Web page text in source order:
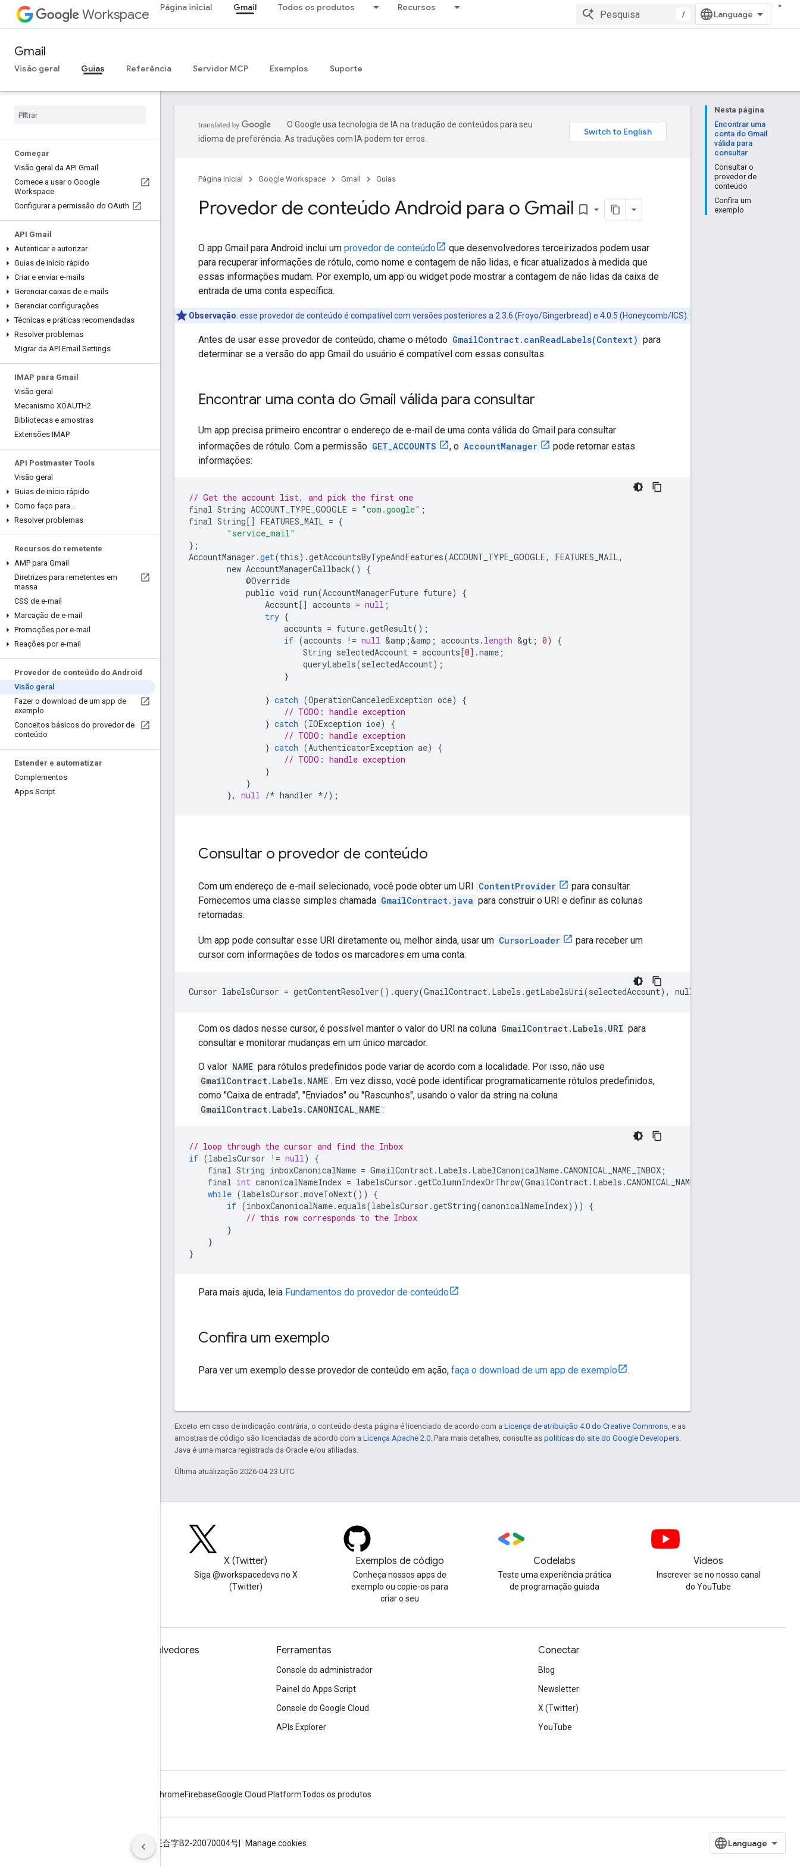
Workspace Página inicial Gmail Todos os produtos Recursos
/
Gmail
Visão geral Guias Referência Servidor MCP Exemplos Suporte
Começar
Visão geral da API Gmail
Comece a usar o Google
Workspace
Configurar a permissão do OAuth
API Gmail
Autenticar e autorizar
Guias de início rápido
Criar e enviar e-mails
Gerenciar caixas de e-mails
Gerenciar configurações
Técnicas e práticas recomendadas
Resolver problemas
Migrar da API Email Settings
IMAP para Gmail
Visão geral
Mecanismo XOAUTH2
Bibliotecas e amostras
Extensões IMAP
API Postmaster Tools
Visão geral
Guias de início rápido
Como faço para...
Resolver problemas
Recursos do remetente
AMP para Gmail
Diretrizes para remetentes em
massa
CSS de e-mail
Marcação de e-mail
Promoções por e-mail
Reações por e-mail
Provedor de conteúdo do Android
Visão geral
Fazer o download de um app de
exemplo
Conceitos básicos do provedor de
conteúdo
Estender e automatizar
Complementos
Apps Script
Nesta página
Encontrar uma
conta do Gmail
válida para
consultar
Consultar o
provedor de
conteúdo
Confira um
exemplo
O Google usa tecnologia de IA na tradução de conteúdos para seu
idioma de preferência. As traduções com IA podem ter erros.
Página inicial Google Workspace Gmail Guias
Provedor de conteúdo Android para o Gmail bookmark_border
O app Gmail para Android inclui um provedor de conteúdo
que desenvolvedores terceirizados podem usar
para recuperar informações de rótulo, como nome e contagem de não lidas, e ficar atualizados à medida que
essas informações mudam. Por exemplo, um app ou widget pode mostrar a contagem de não lidas da caixa de
entrada de uma conta específica.
Observação: esse provedor de conteúdo é compatível com versões posteriores a 2.3.6 (Froyo/Gingerbread) e 4.0.5 (Honeycomb/ICS).
Antes de usar esse provedor de conteúdo, chame o método GmailContract.canReadLabels(Context) para
determinar se a versão do app Gmail do usuário é compatível com essas consultas.
Encontrar uma conta do Gmail válida para consultar
Um app precisa primeiro encontrar o endereço de e-mail de uma conta válida do Gmail para consultar
informações de rótulo. Com a permissão GET_ACCOUNTS , o AccountManager
pode retornar estas
informações:
// Get the account list, and pick the first one
final String ACCOUNT_TYPE_GOOGLE = "com.google" ;
final String[] FEATURES_MAIL = {
"service_mail"
};
AccountManager .get(this).getAccountsByTypeAndFeatures(ACCOUNT_TYPE_GOOGLE, FEATURES_MAIL,
new AccountManagerCallback()
{
@Override
public void run(AccountManagerFuture future)
{
Account[] accounts = null ;
try {
accounts = future.getResult();
if (accounts ! = null &amp ;&amp ; accounts . length &gt ; 0)
{
String selectedAccount = accounts[0].name ;
queryLabels(selectedAccount);
}
} catch (OperationCanceledException oce)
{
// TODO: handle exception
} catch (IOException ioe)
{
// TODO: handle exception
} catch (AuthenticatorException ae)
{
// TODO: handle exception
}
}
},
null /* handler */);
Consultar o provedor de conteúdo
Com um endereço de e-mail selecionado, você pode obter um URI ContentProvider
para consultar.
Fornecemos uma classe simples chamada GmailContract.java para construir o URI e definir as colunas
retornadas.
Um app pode consultar esse URI diretamente ou, melhor ainda, usar um CursorLoader
para receber um
cursor com informações de todos os marcadores em uma conta:
Com os dados nesse cursor, é possível manter o valor do URI na coluna GmailContract.Labels.URI para
consultar e monitorar mudanças em um único marcador.
O valor NAME para rótulos predefinidos pode variar de acordo com a localidade. Por isso, não use
GmailContract.Labels.NAME . Em vez disso, você pode identificar programaticamente rótulos predefinidos,
como "Caixa de entrada", "Enviados" ou "Rascunhos", usando o valor da string na coluna
GmailContract.Labels.CANONICAL_NAME :
// loop through the cursor and find the Inbox
if (labelsCursor ! = null)
{
final String inboxCanonicalName = GmailContract. Labels . LabelCanonicalName.CANONICAL_NAME_INBOX ;
final int canonicalNameIndex = labelsCursor .getColumnIndexOrThrow(GmailContract. Labels .CANONICAL_NAME
while (labelsCursor .moveToNext())
{
if (inboxCanonicalName. equals(labelsCursor .getString(canonicalNameIndex)))
{
// this row corresponds to the Inbox
}
}
}
Para mais ajuda, leia Fundamentos do provedor de conteúdo
Confira um exemplo
Para ver um exemplo desse provedor de conteúdo em ação, faça o download de um app de exemplo .
Exceto em caso de indicação contrária, o conteúdo desta página é licenciado de acordo com a Licença de atribuição 4.0 do Creative Commons , e as
amostras de código são licenciadas de acordo com a Licença Apache 2.0 . Para mais detalhes, consulte as políticas do site do Google Developers
Java é uma marca registrada da Oracle e/ou afiliadas.
Última atualização 2026-04-23 UTC.
X (Twitter)
Siga @workspacedevs no X
(Twitter)
Exemplos de código
Conheça nossos apps de
exemplo ou copie-os para
criar o seu
Codelabs
Teste uma experiência prática
de programação guiada
Vídeos
Inscrever-se no nosso canal
do YouTube
Google Workspace para desenvolvedores Ferramentas
Console do administrador
Painel do Apps Script
Console do Google Cloud
APIs Explorer
Conectar
Blog
Newsletter
X (Twitter)
YouTube
ChromeFirebaseGoogle Cloud PlatformTodos os produtos
ICP证合字B2-20070004号 Manage cookies